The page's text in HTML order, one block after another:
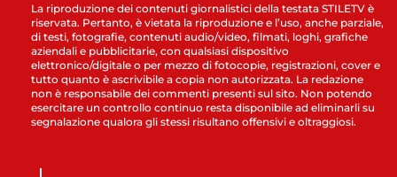
La riproduzione dei contenuti giornalistici della testata STILETV è
riservata. Pertanto, è vietata la riproduzione e l’uso, anche parziale,
di testi, fotografie, contenuti audio/video, filmati, loghi, grafiche
aziendali e pubblicitarie, con qualsiasi dispositivo
elettronico/digitale o per mezzo di fotocopie, registrazioni, cover e
tutto quanto è ascrivibile a copia non autorizzata. La redazione
non è responsabile dei commenti presenti sul sito. Non potendo
esercitare un controllo continuo resta disponibile ad eliminarli su
segnalazione qualora gli stessi risultano offensivi e oltraggiosi.